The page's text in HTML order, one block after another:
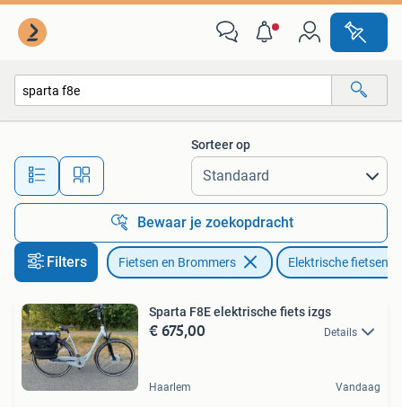
Alle afstanden…
Sorteer op
Bewaar je zoekopdracht
Filters Fietsen en Brommers Elektrische fietsen
Sparta F8E elektrische fiets izgs
€ 675,00 Details
Haarlem Vandaag